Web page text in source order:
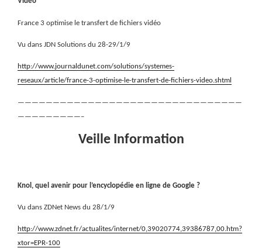
France 3 optimise le transfert de fichiers vidéo
Vu dans JDN Solutions du 28-29/1/9
http://www.journaldunet.com/solutions/systemes-
reseaux/article/france-3-optimise-le-transfert-de-fichiers-video.shtml
————————————————————————————————
—————————–
Veille Information
Knol, quel avenir pour l’encyclopédie en ligne de Google ?
Vu dans ZDNet News du 28/1/9
http://www.zdnet.fr/actualites/internet/0,39020774,39386787,00.htm?
xtor=EPR-100